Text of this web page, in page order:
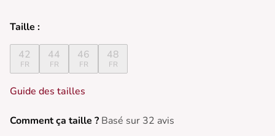
Taille :
42
FR
44
FR
46
FR
48
FR
Guide des tailles
Comment ça taille ? Basé sur 32 avis